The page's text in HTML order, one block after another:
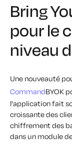
Bring
pour le
niveau
Une nouveauté
CommandBYOK
l'application fait
croissante des
chiffrement des
dans un module